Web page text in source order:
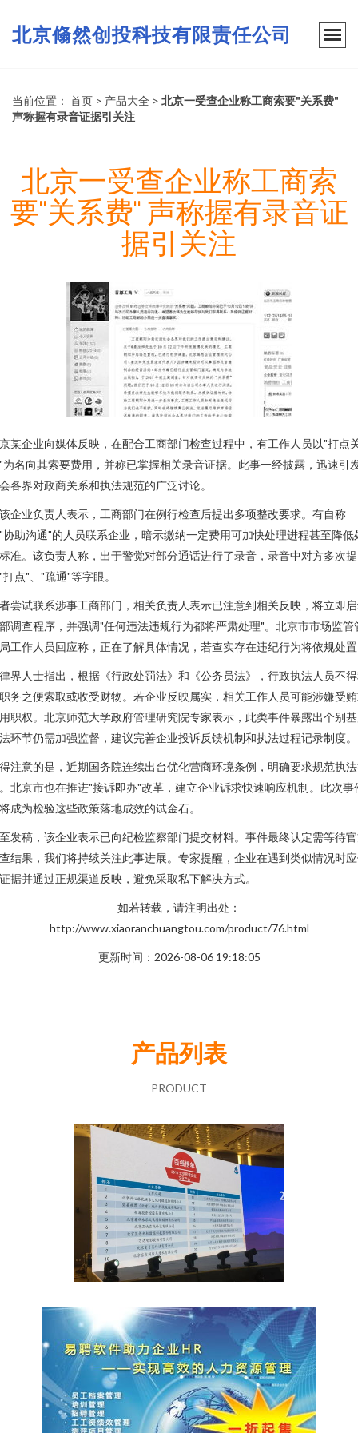
北京翛然创投科技有限责任公司
当前位置： 首页 > 产品大全 > 北京一受查企业称工商索要"关系费"
声称握有录音证据引关注
北京一受查企业称工商索
要"关系费" 声称握有录音证
据引关注
某企业向媒体反映，在配合工商部门检查过程中，有工作人员以"打点
为名向其索要费用，并称已掌握相关录音证据。此事一经披露，迅速引
各界对政商关系和执法规范的广泛讨论。
企业负责人表示，工商部门在例行检查后提出多项整改要求。有自称
协助沟通"的人员联系企业，暗示缴纳一定费用可加快处理进程甚至降低
准。该负责人称，出于警觉对部分通话进行了录音，录音中对方多次提
打点"、"疏通"等字眼。
尝试联系涉事工商部门，相关负责人表示已注意到相关反映，将立即
调查程序，并强调"任何违法违规行为都将严肃处理"。北京市市场监管
工作人员回应称，正在了解具体情况，若查实存在违纪行为将依规处
界人士指出，根据《行政处罚法》和《公务员法》，行政执法人员不
务之便索取或收受财物。若企业反映属实，相关工作人员可能涉嫌受
职权。北京师范大学政府管理研究院专家表示，此类事件暴露出个别
环节仍需加强监督，建议完善企业投诉反馈机制和执法过程记录制度。
注意的是，近期国务院连续出台优化营商环境条例，明确要求规范执
北京市也在推进"接诉即办"改革，建立企业诉求快速响应机制。此次事
成为检验这些政策落地成效的试金石。
发稿，该企业表示已向纪检监察部门提交材料。事件最终认定需等待
结果，我们将持续关注此事进展。专家提醒，企业在遇到类似情况时
据并通过正规渠道反映，避免采取私下解决方式。
如若转载，请注明出处：
http://www.xiaoranchuangtou.com/product/76.html
更新时间：2026-08-06 19:18:05
产品列表
PRODUCT